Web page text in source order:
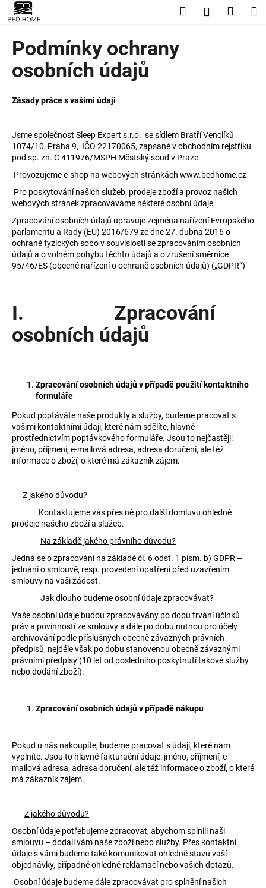
Přejít
na
obsah
HledatPřihlášení
Podmínky ochrany
osobních údajů
Zásady práce s vašimi údaji
Jsme společnost Sleep Expert s.r.o. se sídlem Bratří Venclíků
1074/10, Praha 9, IČO 22170065, zapsané v obchodním rejstříku
pod sp. zn. C 411976/MSPH Městský soud v Praze.
Provozujeme e-shop na webových stránkách www.bedhome.cz
Pro poskytování našich služeb, prodeje zboží a provoz našich
webových stránek zpracováváme některé osobní údaje.
Zpracování osobních údajů upravuje zejména nařízení Evropského
parlamentu a Rady (EU) 2016/679 ze dne 27. dubna 2016 o
ochraně fyzických sobo v souvislosti se zpracováním osobních
údajů a o volném pohybu těchto údajů a o zrušení směrnice
95/46/ES (obecné nařízení o ochraně osobních údajů) („GDPR“)
I. Zpracování
osobních údajů
Zpracování osobních údajů v případě použití kontaktního
formuláře
Pokud poptáváte naše produkty a služby, budeme pracovat s
vašimi kontaktními údaji, které nám sdělíte, hlavně
prostřednictvím poptávkového formuláře. Jsou to nejčastěji:
jméno, příjmení, e-mailová adresa, adresa doručení, ale též
informace o zboží, o které má zákazník zájem.
Z jakého důvodu?
Kontaktujeme vás přes ně pro další domluvu ohledně
prodeje našeho zboží a služeb.
Na základě jakého právního důvodu?
Jedná se o zpracování na základě čl. 6 odst. 1 písm. b) GDPR –
jednání o smlouvě, resp. provedení opatření před uzavřením
smlouvy na vaši žádost.
Jak dlouho budeme osobní údaje zpracovávat?
Vaše osobní údaje budou zpracovávány po dobu trvání účinků
práv a povinností ze smlouvy a dále po dobu nutnou pro účely
archivování podle příslušných obecně závazných právních
předpisů, nejdéle však po dobu stanovenou obecně závaznými
právními předpisy (10 let od posledního poskytnutí takové služby
nebo dodání zboží).
Zpracování osobních údajů v případě nákupu
Pokud u nás nakoupíte, budeme pracovat s údaji, které nám
vyplníte. Jsou to hlavně fakturační údaje: jméno, příjmení, e-
mailová adresa, adresa doručení, ale též informace o zboží, o které
má zákazník zájem.
Z jakého důvodu?
Osobní údaje potřebujeme zpracovat, abychom splnili naši
smlouvu – dodali vám naše zboží nebo služby. Přes kontaktní
údaje s vámi budeme také komunikovat ohledně stavu vaší
objednávky, případně ohledně reklamací nebo vašich dotazů.
Osobní údaje budeme dále zpracovávat pro splnění našich
o
C
o
p
ř
e
b
u
j
e
t
e
n
t
?
D
u
j
e
m